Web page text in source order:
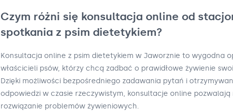
Czym różni się konsultacja online od
spotkania z psim dietetykiem?
Konsultacja online z psim dietetykiem w Jaworznie to wygodna
właścicieli psów, którzy chcą zadbać o prawidłowe żywienie
Dzięki możliwości bezpośredniego zadawania pytań i
odpowiedzi w czasie rzeczywistym, konsultacje online pozwalają
rozwiązanie problemów żywieniowych.